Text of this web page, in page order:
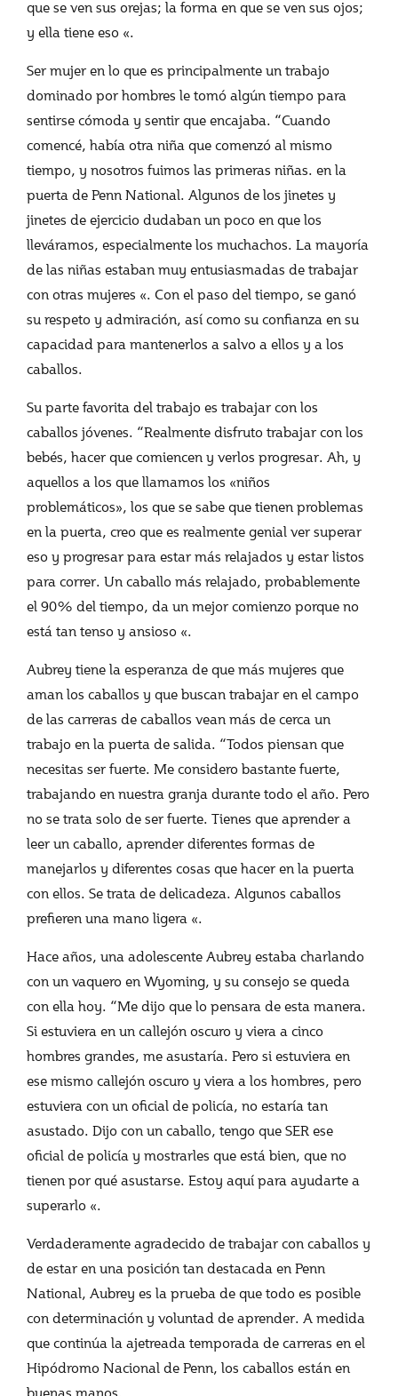
que se ven sus orejas; la forma en que se ven sus ojos;
y ella tiene eso «.
Ser mujer en lo que es principalmente un trabajo
dominado por hombres le tomó algún tiempo para
sentirse cómoda y sentir que encajaba. “Cuando
comencé, había otra niña que comenzó al mismo
tiempo, y nosotros fuimos las primeras niñas. en la
puerta de Penn National. Algunos de los jinetes y
jinetes de ejercicio dudaban un poco en que los
lleváramos, especialmente los muchachos. La mayoría
de las niñas estaban muy entusiasmadas de trabajar
con otras mujeres «. Con el paso del tiempo, se ganó
su respeto y admiración, así como su confianza en su
capacidad para mantenerlos a salvo a ellos y a los
caballos.
Su parte favorita del trabajo es trabajar con los
caballos jóvenes. “Realmente disfruto trabajar con los
bebés, hacer que comiencen y verlos progresar. Ah, y
aquellos a los que llamamos los «niños
problemáticos», los que se sabe que tienen problemas
en la puerta, creo que es realmente genial ver superar
eso y progresar para estar más relajados y estar listos
para correr. Un caballo más relajado, probablemente
el 90% del tiempo, da un mejor comienzo porque no
está tan tenso y ansioso «.
Aubrey tiene la esperanza de que más mujeres que
aman los caballos y que buscan trabajar en el campo
de las carreras de caballos vean más de cerca un
trabajo en la puerta de salida. “Todos piensan que
necesitas ser fuerte. Me considero bastante fuerte,
trabajando en nuestra granja durante todo el año. Pero
no se trata solo de ser fuerte. Tienes que aprender a
leer un caballo, aprender diferentes formas de
manejarlos y diferentes cosas que hacer en la puerta
con ellos. Se trata de delicadeza. Algunos caballos
prefieren una mano ligera «.
Hace años, una adolescente Aubrey estaba charlando
con un vaquero en Wyoming, y su consejo se queda
con ella hoy. “Me dijo que lo pensara de esta manera.
Si estuviera en un callejón oscuro y viera a cinco
hombres grandes, me asustaría. Pero si estuviera en
ese mismo callejón oscuro y viera a los hombres, pero
estuviera con un oficial de policía, no estaría tan
asustado. Dijo con un caballo, tengo que SER ese
oficial de policía y mostrarles que está bien, que no
tienen por qué asustarse. Estoy aquí para ayudarte a
superarlo «.
Verdaderamente agradecido de trabajar con caballos y
de estar en una posición tan destacada en Penn
National, Aubrey es la prueba de que todo es posible
con determinación y voluntad de aprender. A medida
que continúa la ajetreada temporada de carreras en el
Hipódromo Nacional de Penn, los caballos están en
buenas manos.